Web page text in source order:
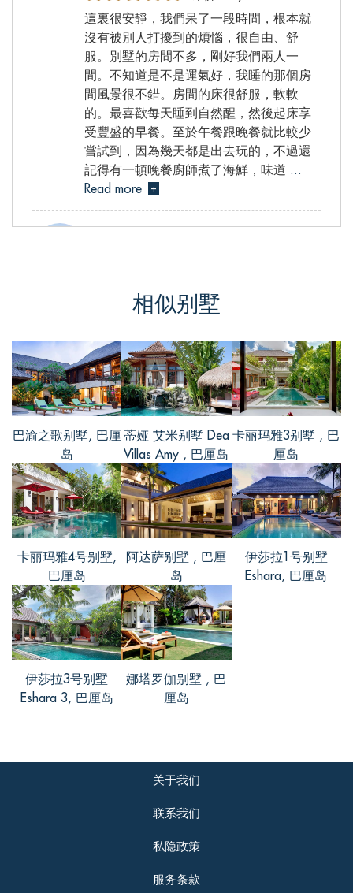
這裏很安靜，我們呆了一段時間，根本就
沒有被別人打擾到的煩惱，很自由、舒
服。別墅的房間不多，剛好我們兩人一
間。不知道是不是運氣好，我睡的那個房
間風景很不錯。房間的床很舒服，軟軟
的。最喜歡每天睡到自然醒，然後起床享
受豐盛的早餐。至於午餐跟晚餐就比較少
嘗試到，因為幾天都是出去玩的，不過還
記得有一頓晚餐廚師煮了海鮮，味道 ...
Read more
+
Grace, from Singapore
评价 Apr 19 2017
Nice staff and beautiful villa! The rooms is
so big and coolness, the bathroom is well
set out with a great addition of a good
sized bath tub.No problems wha... Read
more
+
相似别墅
巴渝之歌别墅, 巴厘
岛
蒂娅 艾米别墅 Dea
Villas Amy , 巴厘岛
卡丽玛雅3别墅 , 巴
厘岛
卡丽玛雅4号别墅,
巴厘岛
阿达萨别墅 , 巴厘
岛
伊莎拉1号别墅
Eshara, 巴厘岛
伊莎拉3号别墅
Eshara 3, 巴厘岛
娜塔罗伽别墅 , 巴
厘岛
关于我们
联系我们
私隐政策
服务条款